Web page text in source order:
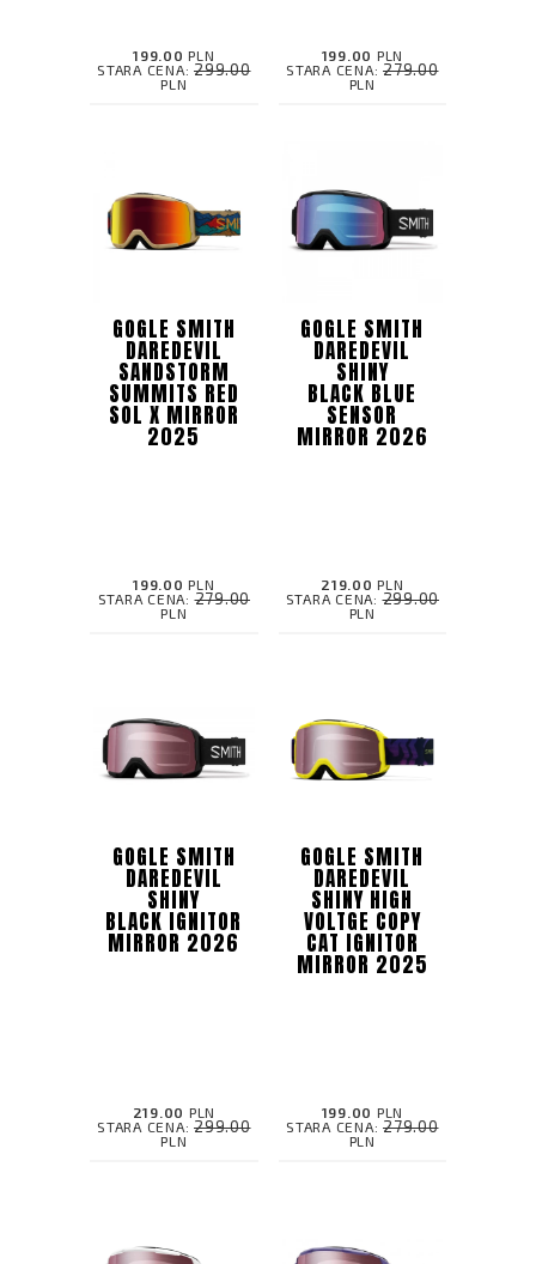
199.00 PLN
STARA CENA: 299.00
PLN
199.00 PLN
STARA CENA: 279.00
PLN
GOGLE SMITH
DAREDEVIL
SANDSTORM
SUMMITS RED
SOL X MIRROR
2025
199.00 PLN
STARA CENA:279.00
PLN
GOGLE SMITH
DAREDEVIL
SHINY
BLACK BLUE
SENSOR
MIRROR 2026
219.00 PLN
STARA CENA:299.00
PLN
GOGLE SMITH
DAREDEVIL
SHINY
BLACK IGNITOR
MIRROR 2026
219.00 PLN
STARA CENA: 299.00
PLN
GOGLE SMITH
DAREDEVIL
SHINY HIGH
VOLTGE COPY
CAT IGNITOR
MIRROR 2025
199.00 PLN
STARA CENA: 279.00
PLN